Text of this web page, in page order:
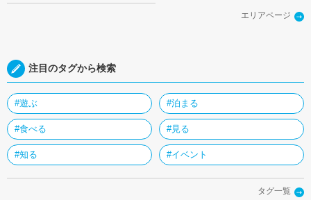
エリアページ
注目のタグから検索
#遊ぶ #泊まる
#食べる #見る
#知る #イベント
タグ一覧